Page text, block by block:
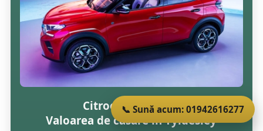
Citroen c3 vtr 16v
Valoarea de casare în Tyldesley
📞 Sună acum: 01942616277